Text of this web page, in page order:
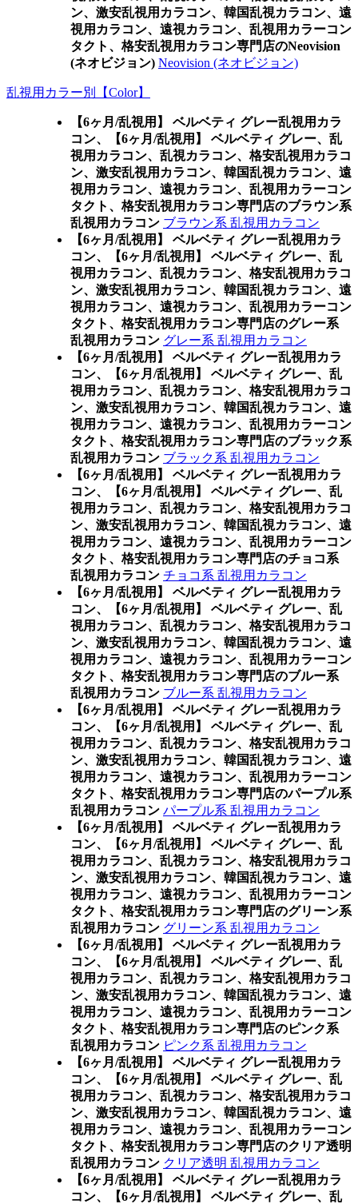
ン、激安乱視用カラコン、韓国乱視カラコン、遠
視用カラコン、遠視カラコン、乱視用カラーコン
タクト、格安乱視用カラコン専門店のNeovision
(ネオビジョン) Neovision (ネオビジョン)
乱視用カラー別【Color】
【6ヶ月/乱視用】 ベルベティ グレー乱視用カラ
コン、
【6ヶ月/乱視用】 ベルベティ グレー、乱
視用カラコン、乱視カラコン、格安乱視用カラコ
ン、激安乱視用カラコン、韓国乱視カラコン、遠
視用カラコン、遠視カラコン、乱視用カラーコン
タクト、格安乱視用カラコン専門店のブラウン系
乱視用カラコン ブラウン系 乱視用カラコン
【6ヶ月/乱視用】 ベルベティ グレー乱視用カラ
コン、
【6ヶ月/乱視用】 ベルベティ グレー、乱
視用カラコン、乱視カラコン、格安乱視用カラコ
ン、激安乱視用カラコン、韓国乱視カラコン、遠
視用カラコン、遠視カラコン、乱視用カラーコン
タクト、格安乱視用カラコン専門店のグレー系
乱視用カラコン グレー系 乱視用カラコン
【6ヶ月/乱視用】 ベルベティ グレー乱視用カラ
コン、
【6ヶ月/乱視用】 ベルベティ グレー、乱
視用カラコン、乱視カラコン、格安乱視用カラコ
ン、激安乱視用カラコン、韓国乱視カラコン、遠
視用カラコン、遠視カラコン、乱視用カラーコン
タクト、格安乱視用カラコン専門店のブラック系
乱視用カラコン ブラック系 乱視用カラコン
【6ヶ月/乱視用】 ベルベティ グレー乱視用カラ
コン、
【6ヶ月/乱視用】 ベルベティ グレー、乱
視用カラコン、乱視カラコン、格安乱視用カラコ
ン、激安乱視用カラコン、韓国乱視カラコン、遠
視用カラコン、遠視カラコン、乱視用カラーコン
タクト、格安乱視用カラコン専門店のチョコ系
乱視用カラコン チョコ系 乱視用カラコン
【6ヶ月/乱視用】 ベルベティ グレー乱視用カラ
コン、
【6ヶ月/乱視用】 ベルベティ グレー、乱
視用カラコン、乱視カラコン、格安乱視用カラコ
ン、激安乱視用カラコン、韓国乱視カラコン、遠
視用カラコン、遠視カラコン、乱視用カラーコン
タクト、格安乱視用カラコン専門店のブルー系
乱視用カラコン ブルー系 乱視用カラコン
【6ヶ月/乱視用】 ベルベティ グレー乱視用カラ
コン、
【6ヶ月/乱視用】 ベルベティ グレー、乱
視用カラコン、乱視カラコン、格安乱視用カラコ
ン、激安乱視用カラコン、韓国乱視カラコン、遠
視用カラコン、遠視カラコン、乱視用カラーコン
タクト、格安乱視用カラコン専門店のパープル系
乱視用カラコン パープル系 乱視用カラコン
【6ヶ月/乱視用】 ベルベティ グレー乱視用カラ
コン、
【6ヶ月/乱視用】 ベルベティ グレー、乱
視用カラコン、乱視カラコン、格安乱視用カラコ
ン、激安乱視用カラコン、韓国乱視カラコン、遠
視用カラコン、遠視カラコン、乱視用カラーコン
タクト、格安乱視用カラコン専門店のグリーン系
乱視用カラコン グリーン系 乱視用カラコン
【6ヶ月/乱視用】 ベルベティ グレー乱視用カラ
コン、
【6ヶ月/乱視用】 ベルベティ グレー、乱
視用カラコン、乱視カラコン、格安乱視用カラコ
ン、激安乱視用カラコン、韓国乱視カラコン、遠
視用カラコン、遠視カラコン、乱視用カラーコン
タクト、格安乱視用カラコン専門店のピンク系
乱視用カラコン ピンク系 乱視用カラコン
【6ヶ月/乱視用】 ベルベティ グレー乱視用カラ
コン、
【6ヶ月/乱視用】 ベルベティ グレー、乱
視用カラコン、乱視カラコン、格安乱視用カラコ
ン、激安乱視用カラコン、韓国乱視カラコン、遠
視用カラコン、遠視カラコン、乱視用カラーコン
タクト、格安乱視用カラコン専門店のクリア透明
乱視用カラコン クリア透明 乱視用カラコン
【6ヶ月/乱視用】 ベルベティ グレー乱視用カラ
コン、
【6ヶ月/乱視用】 ベルベティ グレー、乱